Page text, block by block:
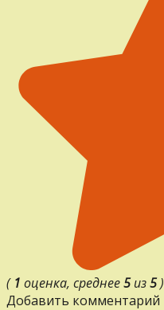
( 1 оценка, среднее5из5)
Добавить комментарий